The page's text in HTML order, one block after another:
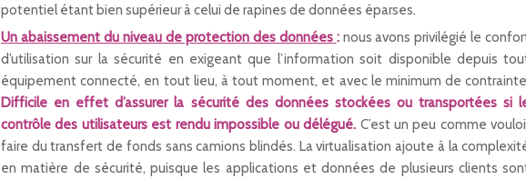
potentiel étant bien supérieur à celui de rapines de données éparses.
Un abaissement du niveau de protection des données : nous avons privilégié le
d’utilisation sur la sécurité en exigeant que l’information soit disponible depuis
équipement connecté, en tout lieu, à tout moment, et avec le minimum de
Difficile en effet d’assurer la sécurité des données stockées ou transportées si
contrôle des utilisateurs est rendu impossible ou délégué. C’est un peu comme
faire du transfert de fonds sans camions blindés. La virtualisation ajoute à la
en matière de sécurité, puisque les applications et données de plusieurs clients